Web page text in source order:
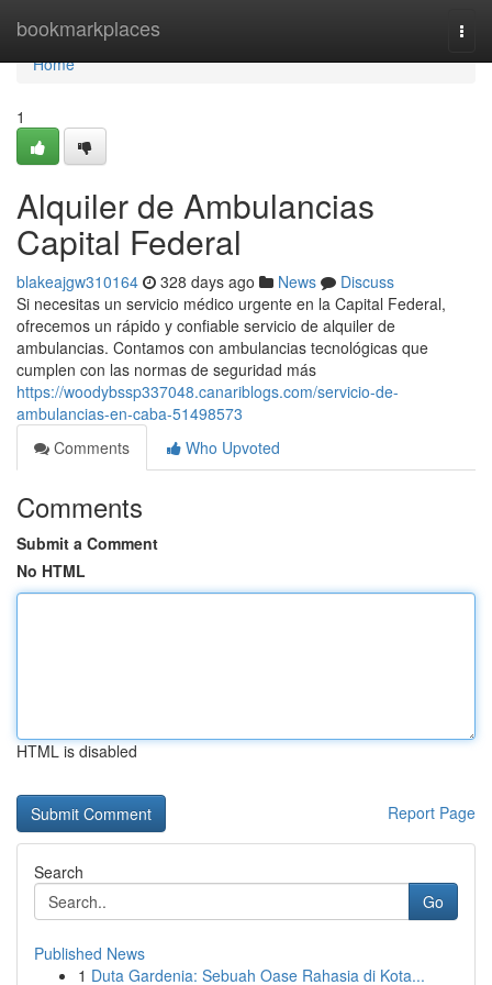
bookmarkplaces
Home
Home
1
Alquiler de Ambulancias
Capital Federal
blakeajgw310164 328 days ago News
Discuss
Si necesitas un servicio médico urgente en la Capital Federal,
ofrecemos un rápido y confiable servicio de alquiler de
ambulancias. Contamos con ambulancias tecnológicas que
cumplen con las normas de seguridad más
https://woodybssp337048.canariblogs.com/servicio-de-
ambulancias-en-caba-51498573
Comments
Who Upvoted
Comments
Submit a Comment
No HTML
HTML is disabled
Report Page
Search
Go
Published News
1 Duta Gardenia: Sebuah Oase Rahasia di Kota...